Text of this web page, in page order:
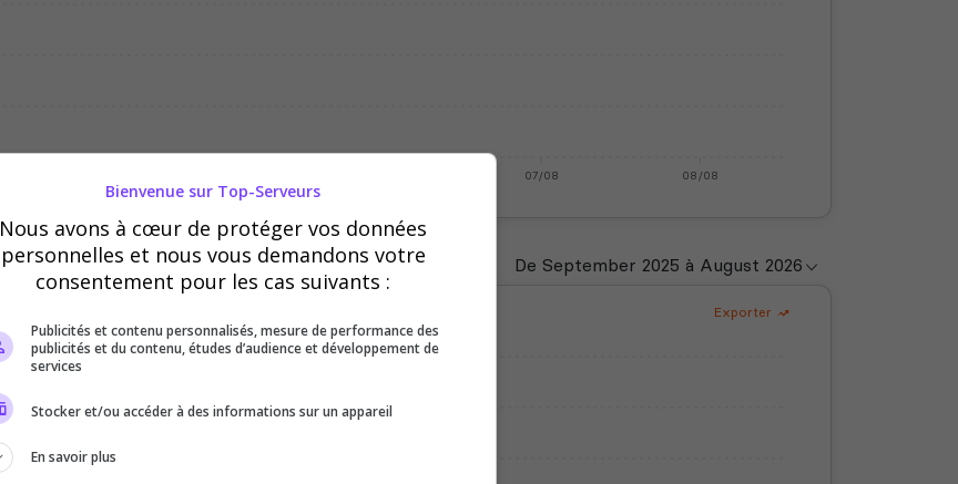
07/08 08/08
Exporter
Bienvenue sur Top-Serveurs
Nous avons à cœur de protéger vos données
personnelles et nous vous demandons votre
consentement pour les cas suivants :
Publicités et contenu personnalisés, mesure de performance des
publicités et du contenu, études d’audience et développement de
services
Stocker et/ou accéder à des informations sur un appareil
En savoir plus